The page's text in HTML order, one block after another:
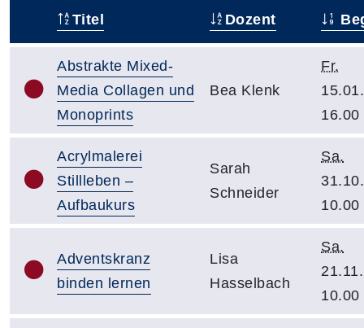
Titel Dozent
Abstrakte Mixed-
Media Collagen und
Monoprints
Bea Klenk
Fr.
16.00
Acrylmalerei
Stillleben –
Aufbaukurs
Sarah
Schneider
Sa.
10.00
Adventskranz
binden lernen
Lisa
Hasselbach
Sa.
10.00